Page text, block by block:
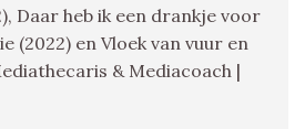
Daar heb ik een drankje voor
(2022) en Vloek van vuur en
& Mediacoach |